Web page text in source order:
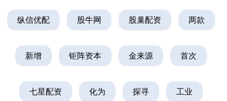
纵信优配 股牛网 股巢配资 两款
新增 钜阵资本 金来源 首次
七星配资 化为 探寻 工业